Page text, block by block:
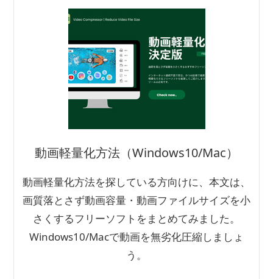
動画軽量化方法（Windows10/Mac）
動画軽量化方法を探している方向けに、本文は、
画質落とさず動画容量・動画ファイルサイズを小
さくするフリーソフトをまとめてみました。
Windows10/Macで動画を無劣化圧縮しましょ
う。